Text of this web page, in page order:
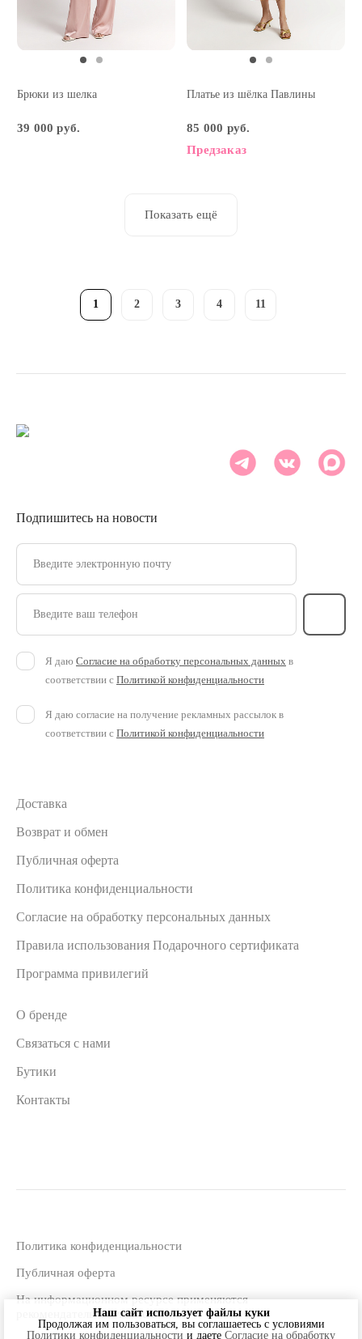
Брюки из шелка
39 000 руб.
Платье из шёлка Павлины
85 000 руб.
Предзаказ
Показать ещё
1 2 3 4 11
Доставка
Возврат и обмен
Публичная оферта
Политика конфиденциальности
Согласие на обработку персональных данных
Правила использования Подарочного сертификата
Программа привилегий
О бренде
Связаться с нами
Бутики
Контакты
Подпишитесь на новости
Введите электронную почту
Введите ваш телефон
Я даю Согласие на обработку персональных данных в
соответствии с Политикой конфиденциальности
Я даю согласие на получение рекламных рассылок в
соответствии с Политикой конфиденциальности
Политика конфиденциальности
Публичная оферта
На информационном ресурсе применяются
рекомендательные технологии
Наш сайт использует файлы куки
Продолжая им пользоваться, вы соглашаетесь c условиями
Политики конфиденциальности и даете Согласие на обработку